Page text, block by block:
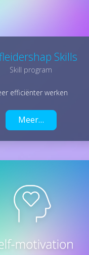
Skills
Skill program
efficiënter werken
Meer…